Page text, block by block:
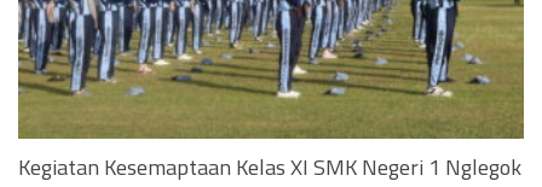
Kegiatan Kesemaptaan Kelas XI SMK Negeri 1 Nglegok